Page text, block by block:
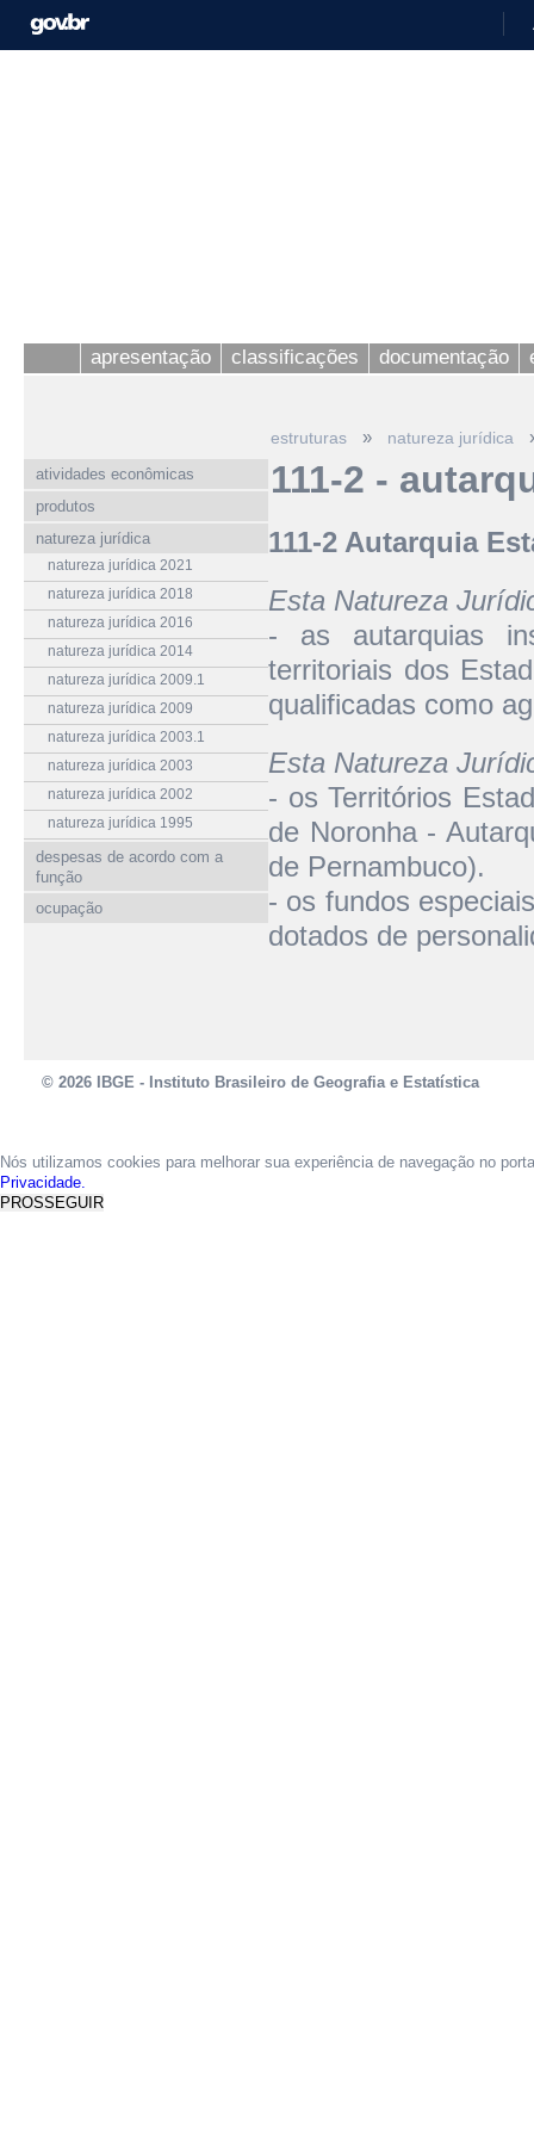
apresentação classificações documentação
atividades econômicas
produtos
natureza jurídica
natureza jurídica 2021
natureza jurídica 2018
natureza jurídica 2016
natureza jurídica 2014
natureza jurídica 2009.1
natureza jurídica 2009
natureza jurídica 2003.1
natureza jurídica 2003
natureza jurídica 2002
natureza jurídica 1995
despesas de acordo com a
função
ocupação
estruturas » natureza jurídica
111-2 -
111-2 Autarquia
Esta Natureza
- as autarquias
territoriais dos
qualificadas como
Esta Natureza
- os Territórios
de Noronha -
de Pernambuco).
- os fundos
dotados de
© 2026 IBGE - Instituto Brasileiro de Geografia e Estatística
Nós utilizamos cookies para melhorar sua experiência de navegação no
Privacidade.
PROSSEGUIR